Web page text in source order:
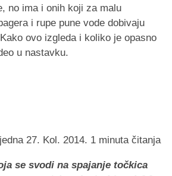
no ima i onih koji za malu
i rupe pune vode dobivaju
ovo izgleda i koliko je opasno
u nastavku.
27. Kol. 2014. 1 minuta čitanja